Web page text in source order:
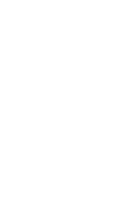
tipo.
está
los
están
en
uso de
o